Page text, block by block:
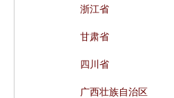
浙江省
甘肃省
四川省
广西壮族自治区